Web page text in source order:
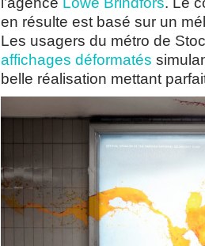
en résulte est basé sur un
Les usagers du métro de
affichages déformatés
belle réalisation mettant